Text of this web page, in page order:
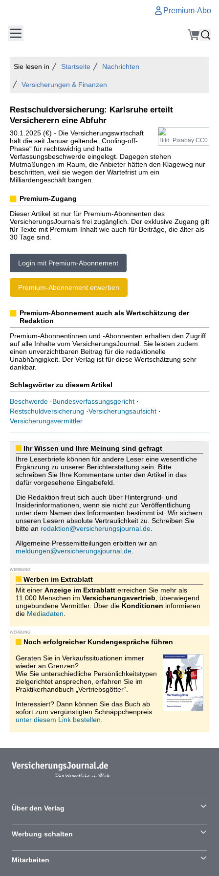
Premium-Abo
Sie lesen in Startseite Nachrichten
Versicherungen & Finanzen
Restschuldversicherung: Karlsruhe erteilt
Versicherern eine Abfuhr
Bild: Pixabay CC0
30.1.2025 (€) - Die Versicherungswirtschaft
hält die seit Januar geltende „Cooling-off-
Phase“ für rechtswidrig und hatte
Verfassungsbeschwerde eingelegt. Dagegen stehen
Mutmaßungen im Raum, die Anbieter hätten den Klageweg nur
beschritten, weil sie wegen der Wartefrist um ein
Milliardengeschäft bangen.
Premium-Zugang
Dieser Artikel ist nur für Premium-Abonnenten des
VersicherungsJournals frei zugänglich. Der exklusive Zugang gilt
für Texte mit Premium-Inhalt wie auch für Beiträge, die älter als
30 Tage sind.
Login mit Premium-Abonnement
Premium-Abonnement erwerben
Premium-Abonnement auch als Wertschätzung der
Redaktion
Premium-Abonnentinnen und -Abonnenten erhalten den Zugriff
auf alle Inhalte vom VersicherungsJournal. Sie leisten zudem
einen unverzichtbaren Beitrag für die redaktionelle
Unabhängigkeit. Der Verlag ist für diese Wertschätzung sehr
dankbar.
Schlagwörter zu diesem Artikel
Beschwerde ·Bundesverfassungsgericht ·
Restschuldversicherung ·Versicherungsaufsicht ·
Versicherungsvermittler
Ihr Wissen und Ihre Meinung sind gefragt
Ihre Leserbriefe können für andere Leser eine wesentliche
Ergänzung zu unserer Berichterstattung sein. Bitte
schreiben Sie Ihre Kommentare unter den Artikel in das
dafür vorgesehene Eingabefeld.
Die Redaktion freut sich auch über Hintergrund- und
Insiderinformationen, wenn sie nicht zur Veröffentlichung
unter dem Namen des Informanten bestimmt ist. Wir sichern
unseren Lesern absolute Vertraulichkeit zu. Schreiben Sie
bitte an redaktion@versicherungsjournal.de
Allgemeine Pressemitteilungen erbitten wir an
meldungen@versicherungsjournal.de
WERBUNG
Werben im Extrablatt
Mit einer Anzeige im Extrablatt erreichen Sie mehr als
11.000 Menschen im Versicherungsvertrieb , überwiegend
ungebundene Vermittler. Über die Konditionen informieren
die Mediadaten
WERBUNG
Noch erfolgreicher Kundengespräche führen
Geraten Sie in Verkaufssituationen immer
wieder an Grenzen?
Wie Sie unterschiedliche Persönlichkeitstypen
zielgerichtet ansprechen, erfahren Sie im
Praktikerhandbuch „Vertriebsgötter“.
Interessiert? Dann können Sie das Buch ab
sofort zum vergünstigten Schnäppchenpreis
unter diesem Link bestellen.
Über den Verlag
Werbung schalten
Mitarbeiten